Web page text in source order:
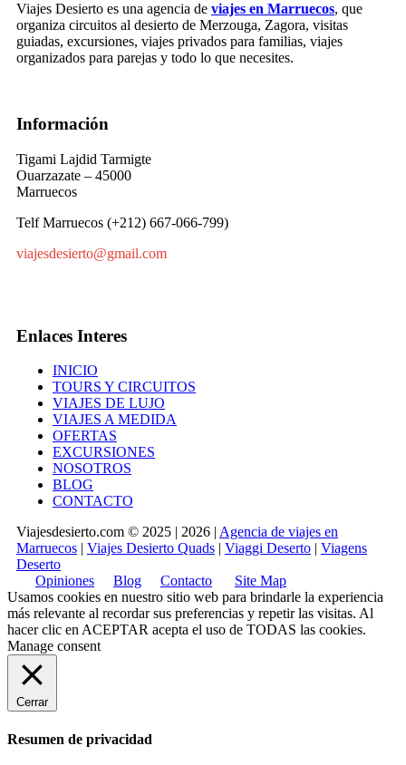
Viajes Desierto es una agencia de viajes en Marruecos, que
organiza circuitos al desierto de Merzouga, Zagora, visitas
guiadas, excursiones, viajes privados para familias, viajes
organizados para parejas y todo lo que necesites.
Información
Tigami Lajdid Tarmigte
Ouarzazate – 45000
Marruecos
Telf Marruecos (+212) 667-066-799)
viajesdesierto@gmail.com
Enlaces Interes
INICIO
TOURS Y CIRCUITOS
VIAJES DE LUJO
VIAJES A MEDIDA
OFERTAS
EXCURSIONES
NOSOTROS
BLOG
CONTACTO
Viajesdesierto.com © 2025 | 2026 | Agencia de viajes en
Marruecos | Viajes Desierto Quads | Viaggi Deserto | Viagens
Deserto
Opiniones
Blog Contacto
Site Map
Usamos cookies en nuestro sitio web para brindarle la experiencia
más relevante al recordar sus preferencias y repetir las visitas. Al
hacer clic en ACEPTAR acepta el uso de TODAS las cookies.
Manage consent
Cerrar
Resumen de privacidad